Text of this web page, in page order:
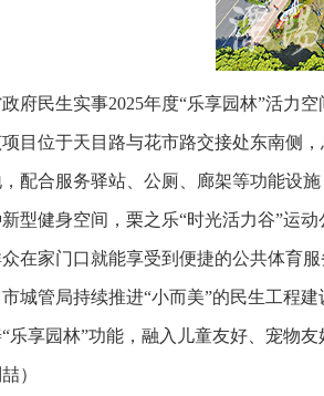
府民生实事2025年度“乐享园林”活力
目位于天目路与花市路交接处东南侧
配合服务驿站、公厕、廊架等功能设
型健身空间，栗之乐“时光活力谷”运
在家门口就能享受到便捷的公共体育
城管局持续推进“小而美”的民生工程
乐享园林”功能，融入儿童友好、宠物
）